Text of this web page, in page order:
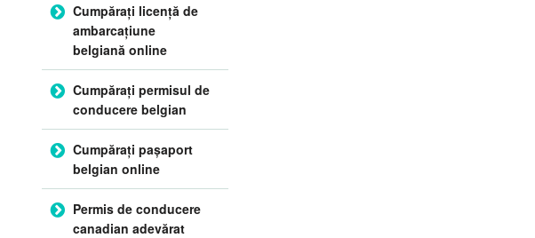
Cumpărați licență de
ambarcațiune
belgiană online
Cumpărați permisul de
conducere belgian
Cumpărați pașaport
belgian online
Permis de conducere
canadian adevărat